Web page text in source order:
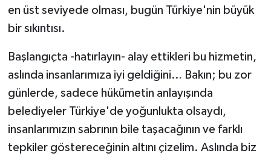
en üst seviyede olması, bugün Türkiye'nin büyük
bir sıkıntısı.
Başlangıçta -hatırlayın- alay ettikleri bu hizmetin,
aslında insanlarımıza iyi geldiğini… Bakın; bu zor
günlerde, sadece hükümetin anlayışında
belediyeler Türkiye'de yoğunlukta olsaydı,
insanlarımızın sabrının bile taşacağının ve farklı
tepkiler göstereceğinin altını çizelim. Aslında biz